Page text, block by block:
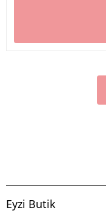
Eyzi Butik